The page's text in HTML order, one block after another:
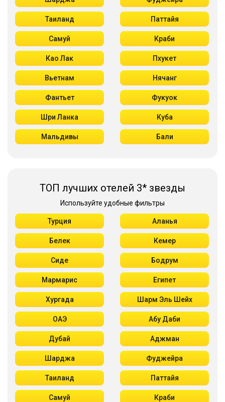
Таиланд Паттайя
Самуй Краби
Као Лак Пхукет
Вьетнам Нячанг
Фантьет Фукуок
Шри Ланка Куба
Мальдивы Бали
ТОП лучших отелей 3* звезды
Используйте удобные фильтры
Турция Аланья
Белек Кемер
Сиде Бодрум
Мармарис Египет
Хургада Шарм Эль Шейх
ОАЭ Абу Даби
Дубай Аджман
Шарджа Фуджейра
Таиланд Паттайя
Самуй Краби